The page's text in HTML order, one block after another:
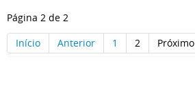
Página 2 de 2
Início
Anterior 1 2 Próximo